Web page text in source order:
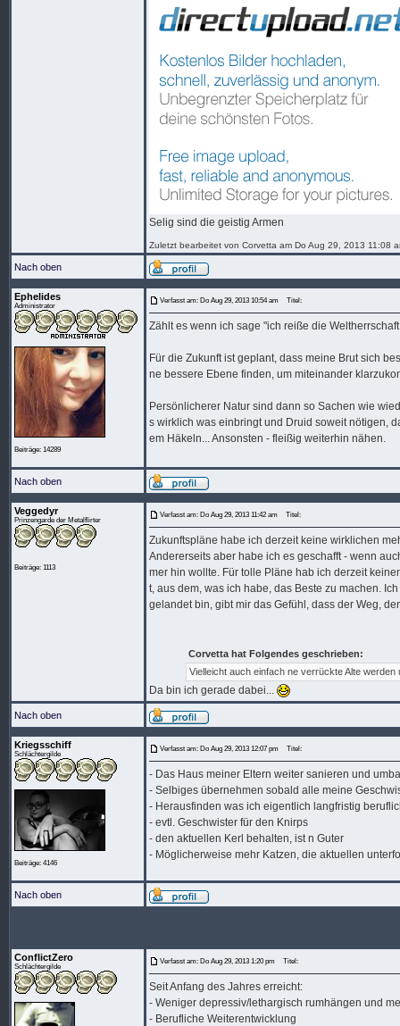
Selig sind die geistig Armen
Zuletzt bearbeitet von Corvetta am Do Aug 29, 2013 11:08
Nach oben
Ephelides
Administrator
Beiträge: 14289
Verfasst am: Do Aug 29, 2013 10:54 am Titel:
Zählt es wenn ich sage "ich reiße die
Für die Zukunft ist geplant, dass meine Brut sich
ne bessere Ebene finden, um miteinander
Persönlicherer Natur sind dann so Sachen wie
s wirklich was einbringt und Druid soweit nötigen,
em Häkeln... Ansonsten - fleißig weiterhin nähen.
Nach oben
Veggedyr
Prinzengarde der Metalflirter
Beiträge: 1113
Verfasst am: Do Aug 29, 2013 11:42 am Titel:
Zukunftspläne habe ich derzeit keine wirklichen
Andererseits aber habe ich es geschafft - wenn
mer hin wollte. Für tolle Pläne hab ich derzeit
t, aus dem, was ich habe, das Beste zu machen.
gelandet bin, gibt mir das Gefühl, dass der Weg,
Corvetta hat Folgendes geschrieben:
Vielleicht auch einfach ne verrückte Alte
Da bin ich gerade dabei...
Nach oben
Kriegsschiff
Schlächtergilde
Beiträge: 4146
Verfasst am: Do Aug 29, 2013 12:07 pm Titel:
- Das Haus meiner Eltern weiter sanieren und
- Selbiges übernehmen sobald alle meine
- Herausfinden was ich eigentlich langfristig
- evtl. Geschwister für den Knirps
- den aktuellen Kerl behalten, ist n Guter
- Möglicherweise mehr Katzen, die aktuellen
Nach oben
ConflictZero
Schlächtergilde
Verfasst am: Do Aug 29, 2013 1:20 pm Titel:
Seit Anfang des Jahres erreicht:
- Weniger depressiv/lethargisch rumhängen und
- Berufliche Weiterentwicklung